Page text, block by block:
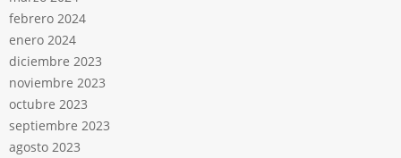
febrero 2024
enero 2024
diciembre 2023
noviembre 2023
octubre 2023
septiembre 2023
agosto 2023